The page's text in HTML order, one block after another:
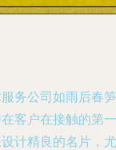
务公司如雨后春笋
客户在接触的第一
计精良的名片，尤